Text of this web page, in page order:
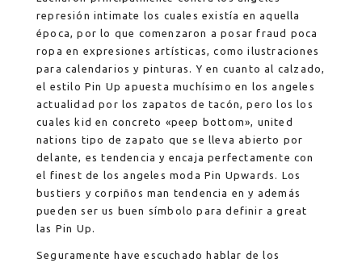
represión intimate los cuales existía en aquella
época, por lo que comenzaron a posar fraud poca
ropa en expresiones artísticas, como ilustraciones
para calendarios y pinturas. Y en cuanto al calzado,
el estilo Pin Up apuesta muchísimo en los angeles
actualidad por los zapatos de tacón, pero los los
cuales kid en concreto «peep bottom», united
nations tipo de zapato que se lleva abierto por
delante, es tendencia y encaja perfectamente con
el finest de los angeles moda Pin Upwards. Los
bustiers y corpiños man tendencia en y además
pueden ser us buen símbolo para definir a great
las Pin Up.
Seguramente have escuchado hablar de los